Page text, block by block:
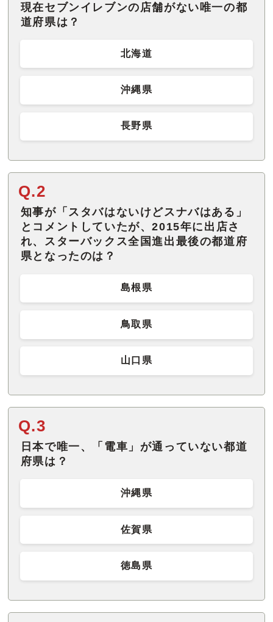
現在セブンイレブンの店舗がない唯一の都
道府県は？
北海道
沖縄県
長野県
Q.2
知事が「スタバはないけどスナバはある」
とコメントしていたが、2015年に出店さ
れ、スターバックス全国進出最後の都道府
県となったのは？
島根県
鳥取県
山口県
Q.3
日本で唯一、「電車」が通っていない都道
府県は？
沖縄県
佐賀県
徳島県